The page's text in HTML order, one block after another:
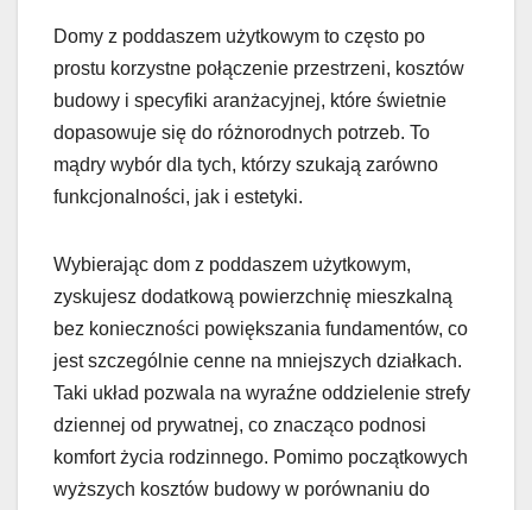
Domy z poddaszem użytkowym to często po
prostu korzystne połączenie przestrzeni, kosztów
budowy i specyfiki aranżacyjnej, które świetnie
dopasowuje się do różnorodnych potrzeb. To
mądry wybór dla tych, którzy szukają zarówno
funkcjonalności, jak i estetyki.
Wybierając dom z poddaszem użytkowym,
zyskujesz dodatkową powierzchnię mieszkalną
bez konieczności powiększania fundamentów, co
jest szczególnie cenne na mniejszych działkach.
Taki układ pozwala na wyraźne oddzielenie strefy
dziennej od prywatnej, co znacząco podnosi
komfort życia rodzinnego. Pomimo początkowych
wyższych kosztów budowy w porównaniu do